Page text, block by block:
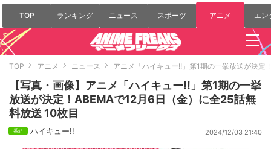
TOP ランキング ニュース スポーツ アニメ エン
TOP アニメ ニュース アニメ「ハイキュー!!」第1期の一挙放送が決
【写真・画像】アニメ「ハイキュー!!」第1期の一挙
放送が決定！ABEMAで12月6日（金）に全25話無
料放送 10枚目
ハイキュー!! 2024/12/03 21:40